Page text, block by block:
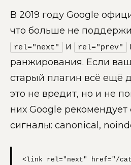
В 2019 году Google
что больше не
rel="next" и rel="prev"
ранжирования. Если
старый плагин всё ещё
это не вредит, но и не
них Google
сигналы: canonical,
<link rel="next" href="/